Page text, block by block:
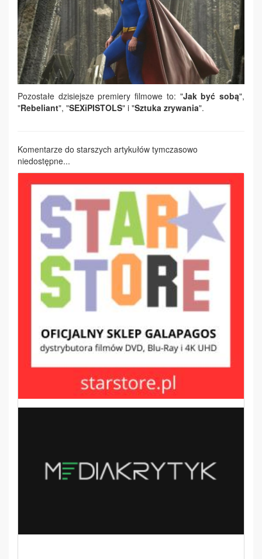
Pozostałe dzisiejsze premiery filmowe to: "Jak być sobą",
"Rebeliant", "SEXiPISTOLS" i "Sztuka zrywania".
Komentarze do starszych artykułów tymczasowo
niedostępne...